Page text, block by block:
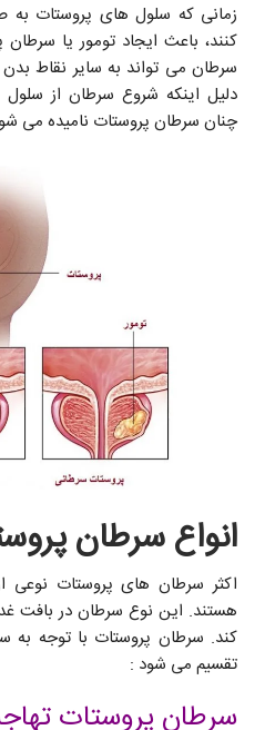
زمانى که سلول هاى پروستات به
کنند، باعث ايجاد تومور يا
سرطان می تواند به سایر نقاط
دلیل اینکه شروع سرطان از
چنان سرطان پروستات نامیده می
انواع سرطان
اکثر سرطان هاى پروستات نوعی
هستند. اين نوع سرطان در بافت
کند. سرطان پروستات با توجه
تقسيم مى شود :
سرطان پروستات